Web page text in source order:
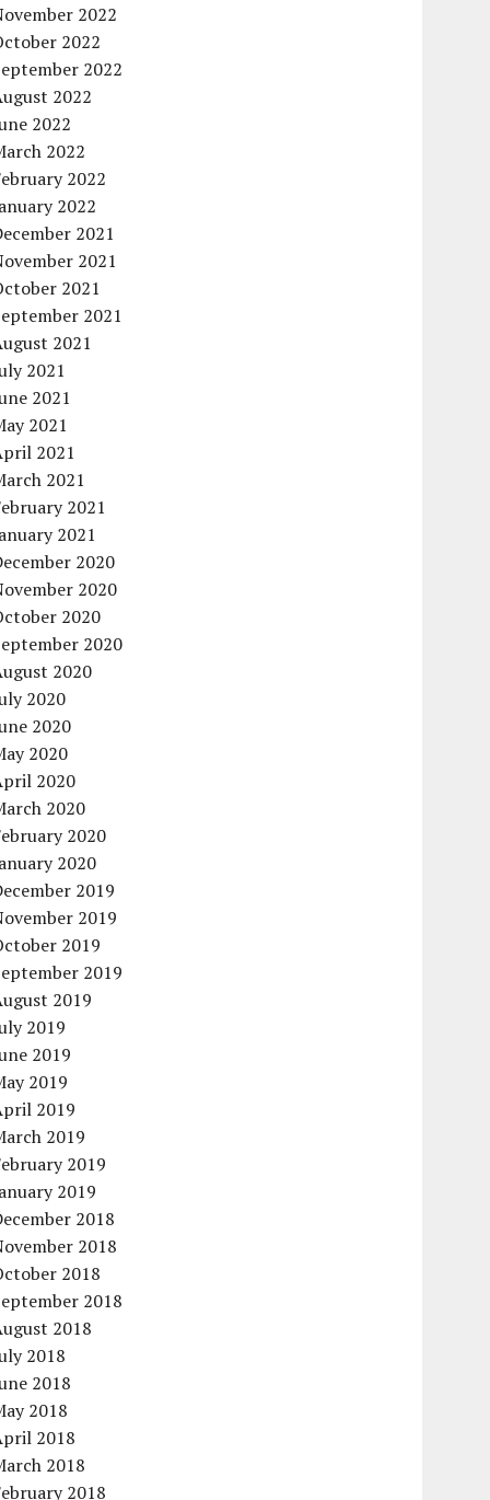
2022
2022
2022
2022
2022
2022
2022
2022
2021
2021
2021
2021
2021
2021
2021
2021
2021
2021
2021
2021
2020
2020
2020
2020
2020
2020
2020
2020
2020
2020
2020
2020
2019
2019
2019
2019
2019
2019
2019
2019
2019
2019
2019
2019
2018
2018
2018
2018
2018
2018
2018
2018
2018
2018
2018